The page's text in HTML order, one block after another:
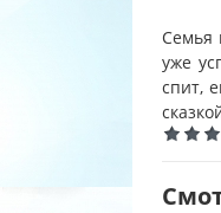
Семья
уже
спит,